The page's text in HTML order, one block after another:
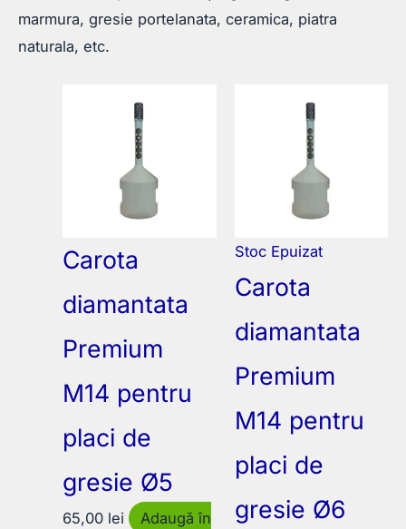
marmura, gresie portelanata, ceramica, piatra
naturala, etc.
Carota
diamantata
Premium
M14 pentru
placi de
gresie Ø5
65,00 lei
Adaugă în
Stoc Epuizat
Carota
diamantata
Premium
M14 pentru
placi de
gresie Ø6